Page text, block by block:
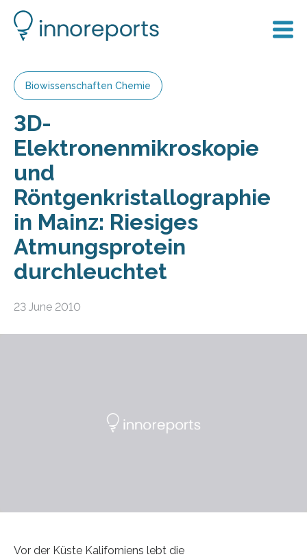
Biowissenschaften Chemie
3D-
Elektronenmikroskopie
und
Röntgenkristallographie
in Mainz: Riesiges
Atmungsprotein
durchleuchtet
23 June 2010
Vor der Küste Kaliforniens lebt die